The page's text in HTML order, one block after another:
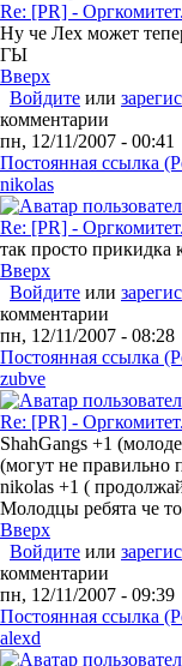
Re: [PR] - Оргкомитет.
Ну че Лех может
ГЫ
Вверх
Войдите или
комментарии
пн, 12/11/2007 - 00:41
Постоянная ссылка
nikolas
Re: [PR] - Оргкомитет.
так просто прикидка
Вверх
Войдите или
комментарии
пн, 12/11/2007 - 08:28
Постоянная ссылка
zubve
Re: [PR] - Оргкомитет.
ShahGangs +1
(могут не правильно
nikolas +1 (
Молодцы ребята че
Вверх
Войдите или
комментарии
пн, 12/11/2007 - 09:39
Постоянная ссылка
alexd